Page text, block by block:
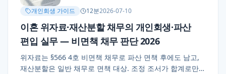
개인회생 가이드 12분2026-07-10
이혼 위자료·재산분할 채무의 개인회생·파산
편입 실무 — 비면책 채무 판단 2026
위자료는 §566 4호 비면책 채무로 파산 면책 후에도 남고,
재산분할은 일반 채무로 면책 대상. 조정 조서가 합계로만